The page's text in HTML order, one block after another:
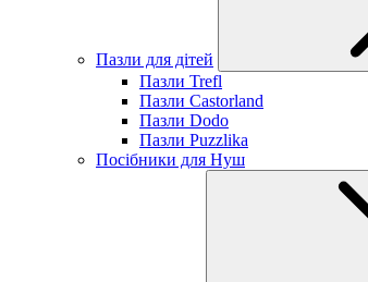
Пазли для дітей
Пазли Trefl
Пазли Castorland
Пазли Dodo
Пазли Puzzlika
Посібники для Нуш